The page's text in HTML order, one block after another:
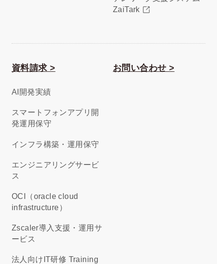
ZaiTark
資料請求 >
AI開発実績
スマートフォンアプリ開
発運用保守
インフラ構築・運用保守
エンジニアリングサービ
ス
OCI（oracle cloud
infrastructure）
Zscaler導入支援・運用サ
ービス
法人向けIT研修 Training
お問い合わせ >